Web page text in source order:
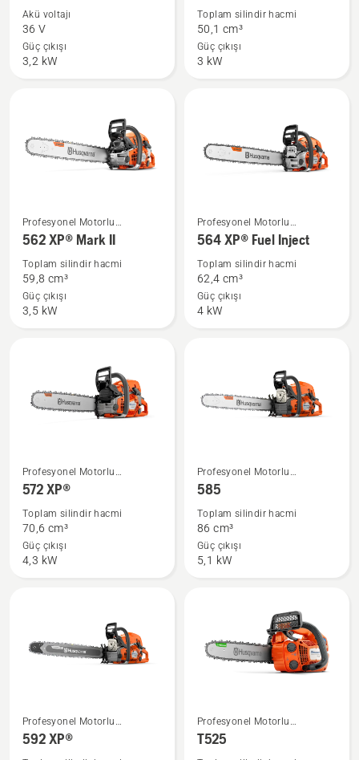
daha
fazla
ayrıntı
Akü voltajı
36 V
Güç çıkışı
3,2 kW
hakkında
daha
fazla
Toplam silindir hacmi
50,1 cm³
Güç çıkışı
3 kW
562 XP®
Mark
hakkında
daha
fazla
Profesyonel Motorlu
Testereler
562 XP® Mark II
Toplam silindir hacmi
59,8 cm³
Güç çıkışı
3,5 kW
564 XP®
Fuel
hakkında
daha
fazla
Profesyonel Motorlu
Testereler
564 XP® Fuel Inject
Toplam silindir hacmi
62,4 cm³
Güç çıkışı
4 kW
572 XP®
hakkında
fazla
ayrıntı
görün
Profesyonel Motorlu
Testereler
572 XP®
Toplam silindir hacmi
70,6 cm³
Güç çıkışı
4,3 kW
585
hakkında
fazla
ayrıntı
görün
Profesyonel Motorlu
Testereler
585
Toplam silindir hacmi
86 cm³
Güç çıkışı
5,1 kW
592 XP®
hakkında
Profesyonel Motorlu
Testereler
592 XP®
T525
hakkında
Profesyonel Motorlu
Testereler
T525